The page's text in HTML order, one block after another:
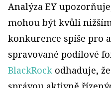
Analýza EY
mohou být kvůli
konkurence spíše pro
spravované podílové
BlackRock odhaduje,